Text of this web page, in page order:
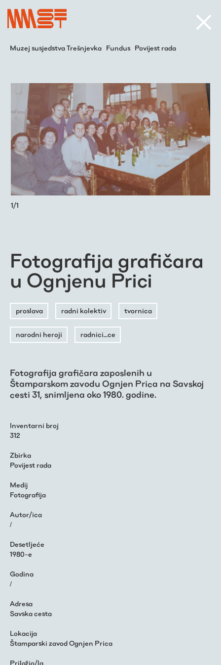
Muzej susjedstva Trešnjevka Fundus Povijest rada
1/1
Fotografija grafičara
u Ognjenu Prici
proslava radni kolektiv tvornica
narodni heroji radnici_ce
Fotografija grafičara zaposlenih u
Štamparskom zavodu Ognjen Prica na Savskoj
cesti 31, snimljena oko 1980. godine.
Inventarni broj
312
Zbirka
Povijest rada
Medij
Fotografija
Autor/ica
/
Desetljeće
1980-e
Godina
/
Adresa
Savska cesta
Lokacija
Štamparski zavod Ognjen Prica
Priložio/la